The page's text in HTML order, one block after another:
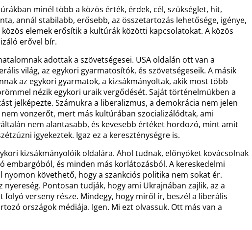
minél több a közös érték, érdek, cél, szükséglet, hit,
annál stabilabb, erősebb, az összetartozás lehetősége, igénye,
közös elemek erősítik a kultúrák közötti kapcsolatokat. A közös
erővel bír.
adottak a szövetségesei. USA oldalán ott van a
világ, az egykori gyarmatosítók, és szövetségeseik. A másik
az egykori gyarmatok, a kizsákmányoltak, akik most több
nézik egykori uraik vergődését. Saját történelmükben a
jelképezte. Számukra a liberalizmus, a demokrácia nem jelen
vonzerőt, mert más kultúrában szocializálódtak, ami
nem alantasabb, és kevesebb értéket hordozó, mint amit
igyekeztek. Igaz ez a kereszténységre is.
kizsákmányolóik oldalára. Ahol tudnak, előnyöket kovácsolnak
embargóból, és minden más korlátozásból. A kereskedelmi
nyomon követhető, hogy a szankciós politika nem sokat ér.
nyereség. Pontosan tudják, hogy ami Ukrajnában zajlik, az a
folyó verseny része. Mindegy, hogy miről ír, beszél a liberális
országok médiája. Igen. Mi ezt olvassuk. Ott más van a